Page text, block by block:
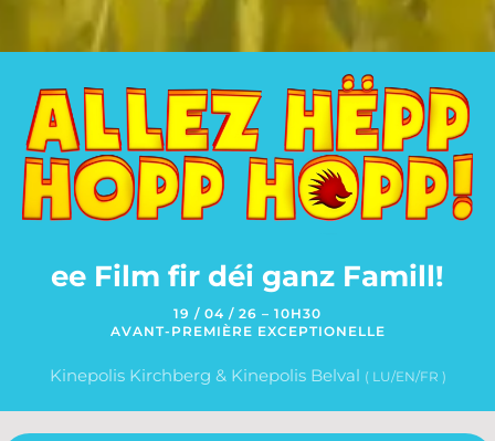
ee Film fir déi ganz Famill!
19 / 04 / 26 – 10H30
AVANT-PREMIÈRE EXCEPTIONELLE
Kinepolis Kirchberg & Kinepolis Belval ( LU/EN/FR )